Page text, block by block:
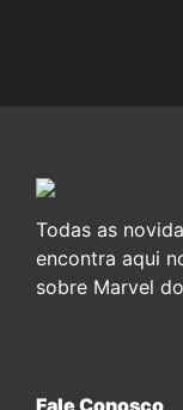
Todas as
encontra aqui
sobre Marvel